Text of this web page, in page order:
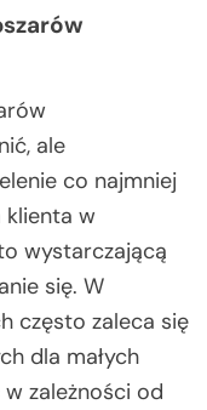
ale
co najmniej
w
wystarczającą
się. W
często zaleca się
dla małych
zależności od